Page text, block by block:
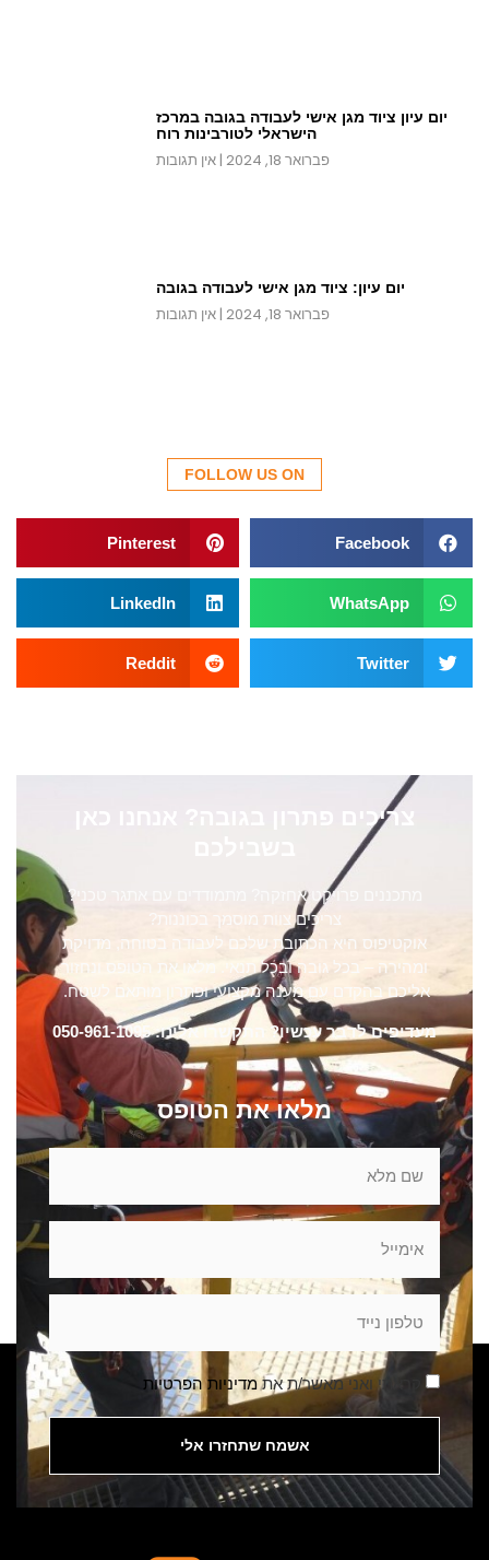
יום עיון ציוד מגן אישי לעבודה בגובה במרכז
הישראלי לטורבינות רוח
פברואר 18, 2024 אין תגובות
יום עיון: ציוד מגן אישי לעבודה בגובה
פברואר 18, 2024 אין תגובות
FOLLOW US ON
Facebook
Pinterest
WhatsApp
LinkedIn
Twitter
Reddit
צריכים פתרון בגובה? אנחנו כאן
מתכננים פרויקט אחזקה? מתמודדים עם אתגר טכני?
צריכים צוות מוסמך בכוננות?
אוקטיפוס היא הכתובת שלכם לעבודה בטוחה, מדויקת
ומהירה – בכל גובה ובכל תנאי. מלאו את הטופס ונחזור
אליכם בהקדם עם מענה מקצועי ופתרון מותאם לשטח.
מעדיפים לדבר עכשיו? התקשרו אלינו: 050-961-1095
מלאו את הטופס
קראתי ואני מאשר/ת אתמדיניות הפרטיות
אשמח שתחזרו אלי